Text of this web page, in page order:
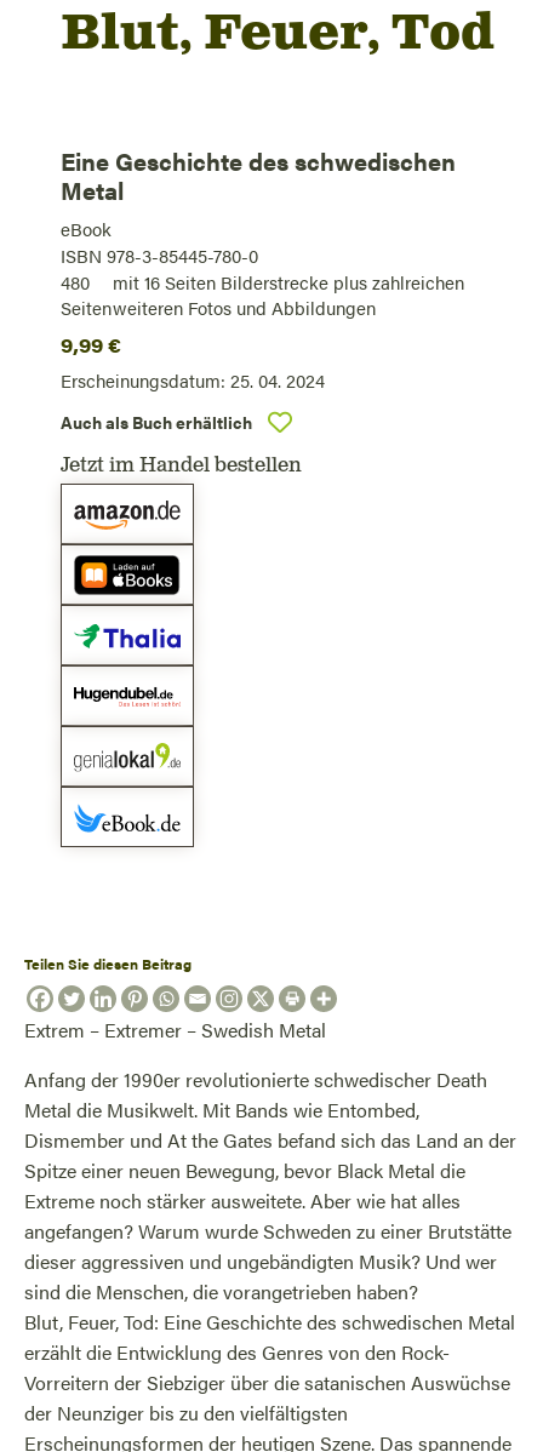
Blut, Feuer, Tod
Eine Geschichte des schwedischen
Metal
eBook
ISBN 978-3-85445-780-0
480
Seiten
mit 16 Seiten Bilderstrecke plus zahlreichen
weiteren Fotos und Abbildungen
9,99€
Erscheinungsdatum: 25. 04. 2024
Auch als Buch erhältlich
Jetzt im Handel bestellen
Teilen Sie diesen Beitrag
Extrem – Extremer – Swedish Metal
Anfang der 1990er revolutionierte schwedischer Death
Metal die Musikwelt. Mit Bands wie Entombed,
Dismember und At the Gates befand sich das Land an der
Spitze einer neuen Bewegung, bevor Black Metal die
Extreme noch stärker ausweitete. Aber wie hat alles
angefangen? Warum wurde Schweden zu einer Brutstätte
dieser aggressiven und ungebändigten Musik? Und wer
sind die Menschen, die vorangetrieben haben?
Blut, Feuer, Tod: Eine Geschichte des schwedischen Metal
erzählt die Entwicklung des Genres von den Rock-
Vorreitern der Siebziger über die satanischen Auswüchse
der Neunziger bis zu den vielfältigsten
Erscheinungsformen der heutigen Szene. Das spannende